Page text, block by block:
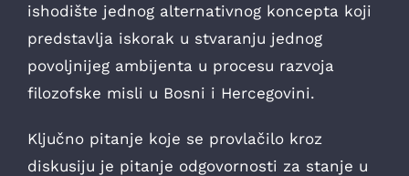
ishodište jednog alternativnog koncepta koji
predstavlja iskorak u stvaranju jednog
povoljnijeg ambijenta u procesu razvoja
filozofske misli u Bosni i Hercegovini.
Ključno pitanje koje se provlačilo kroz
diskusiju je pitanje odgovornosti za stanje u